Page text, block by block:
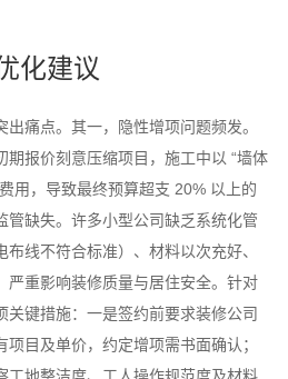
化建议
痛点。其一，隐性增项问题频发。
期报价刻意压缩项目，施工中以 “墙体
用，导致最终预算超支 20% 以上的
管缺失。许多小型公司缺乏系统化管
线不符合标准）、材料以次充好、
严重影响装修质量与居住安全。针对
关键措施：一是签约前要求装修公司
目及单价，约定增项需书面确认；